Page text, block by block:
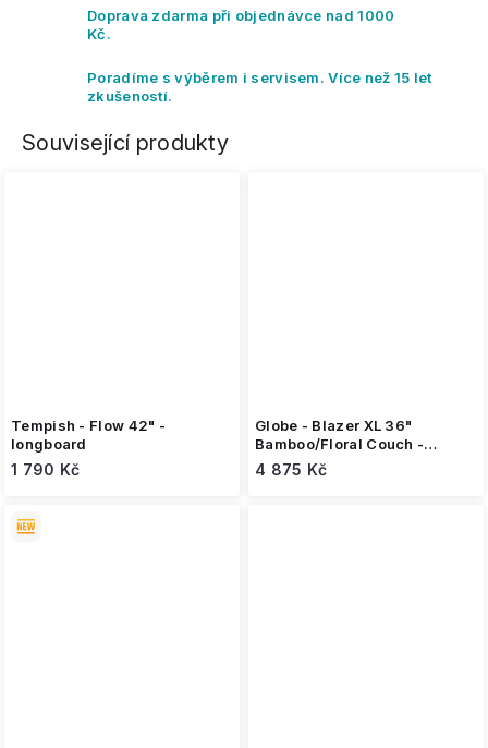
Doprava zdarma při objednávce nad 1000
Kč.
Poradíme s výběrem i servisem. Více než 15 let
zkušeností.
Související produkty
Tempish - Flow 42" -
longboard
1 790 Kč
Globe - Blazer XL 36"
Bamboo/Floral Couch -
longboard
4 875 Kč